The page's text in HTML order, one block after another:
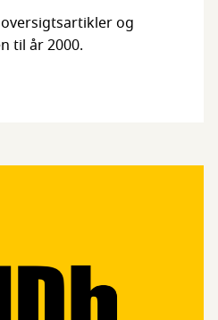
og
til år 2000.